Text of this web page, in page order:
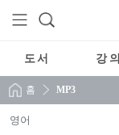
도 서 강 의
홈 MP3
영어